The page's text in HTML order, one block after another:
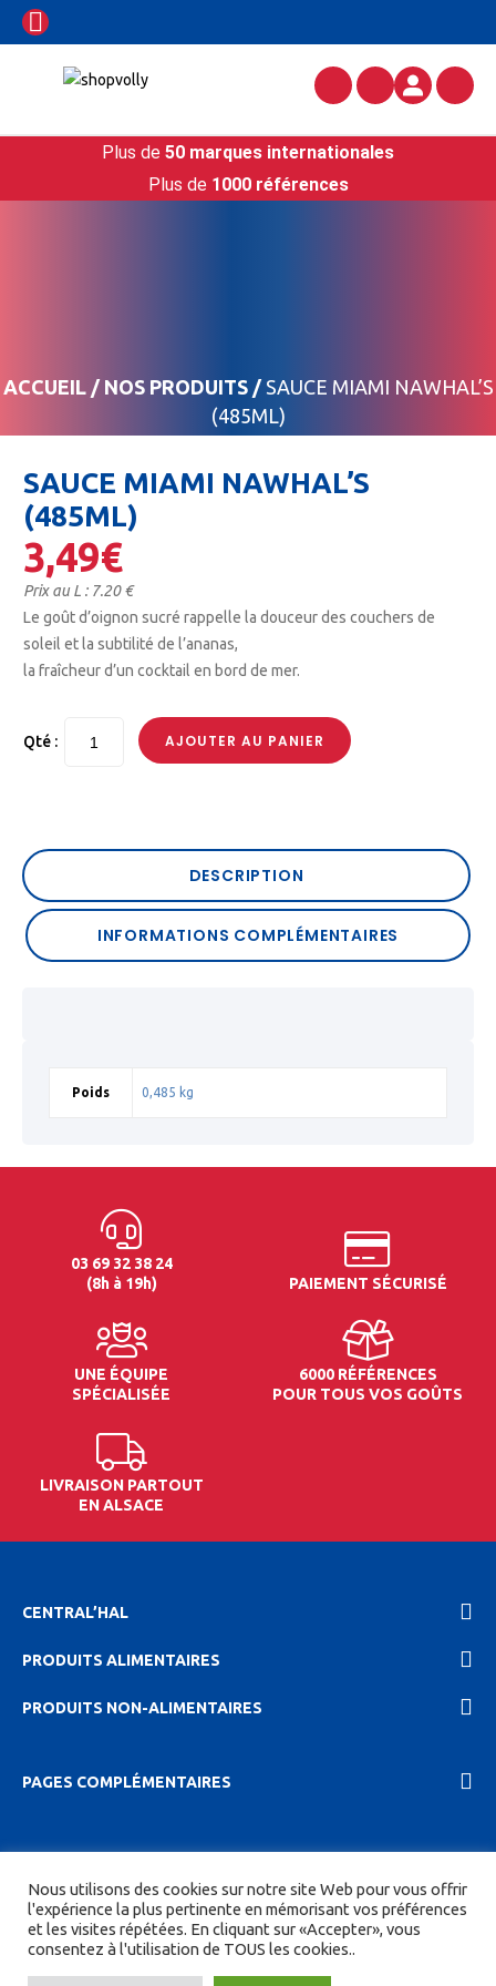
Plus de 50 marques internationales
Plus de 1000 références
ACCUEIL/ NOS PRODUITS/ SAUCE MIAMI NAWHAL’S
(485ML)
SAUCE MIAMI NAWHAL’S
(485ML)
3,49€
Prix au L : 7.20 €
Le goût d’oignon sucré rappelle la douceur des couchers de
soleil et la subtilité de l’ananas,
la fraîcheur d’un cocktail en bord de mer.
Qté : AJOUTER AU PANIER
DESCRIPTION
INFORMATIONS COMPLÉMENTAIRES
Poids 0,485 kg
03 69 32 38 24
(8h à 19h)
PAIEMENT SÉCURISÉ
UNE ÉQUIPE
SPÉCIALISÉE
6000 RÉFÉRENCES
POUR TOUS VOS GOÛTS
LIVRAISON PARTOUT
EN ALSACE
CENTRAL’HAL
PRODUITS ALIMENTAIRES
PRODUITS NON-ALIMENTAIRES
PAGES COMPLÉMENTAIRES
confidentionalité| CGV| Tous droits réservés.
Site réalisé parDIGITICS etJoan HAEGELE
Nous utilisons des cookies sur notre site Web pour vous offrir
l'expérience la plus pertinente en mémorisant vos préférences
et les visites répétées. En cliquant sur «Accepter», vous
consentez à l'utilisation de TOUS les cookies..